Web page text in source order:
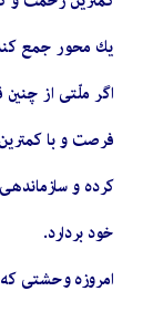
يك محور جمع
اگر ملّتى از چنين
فرصت و با
كرده و
خود بردارد.
امروزه وحشتى